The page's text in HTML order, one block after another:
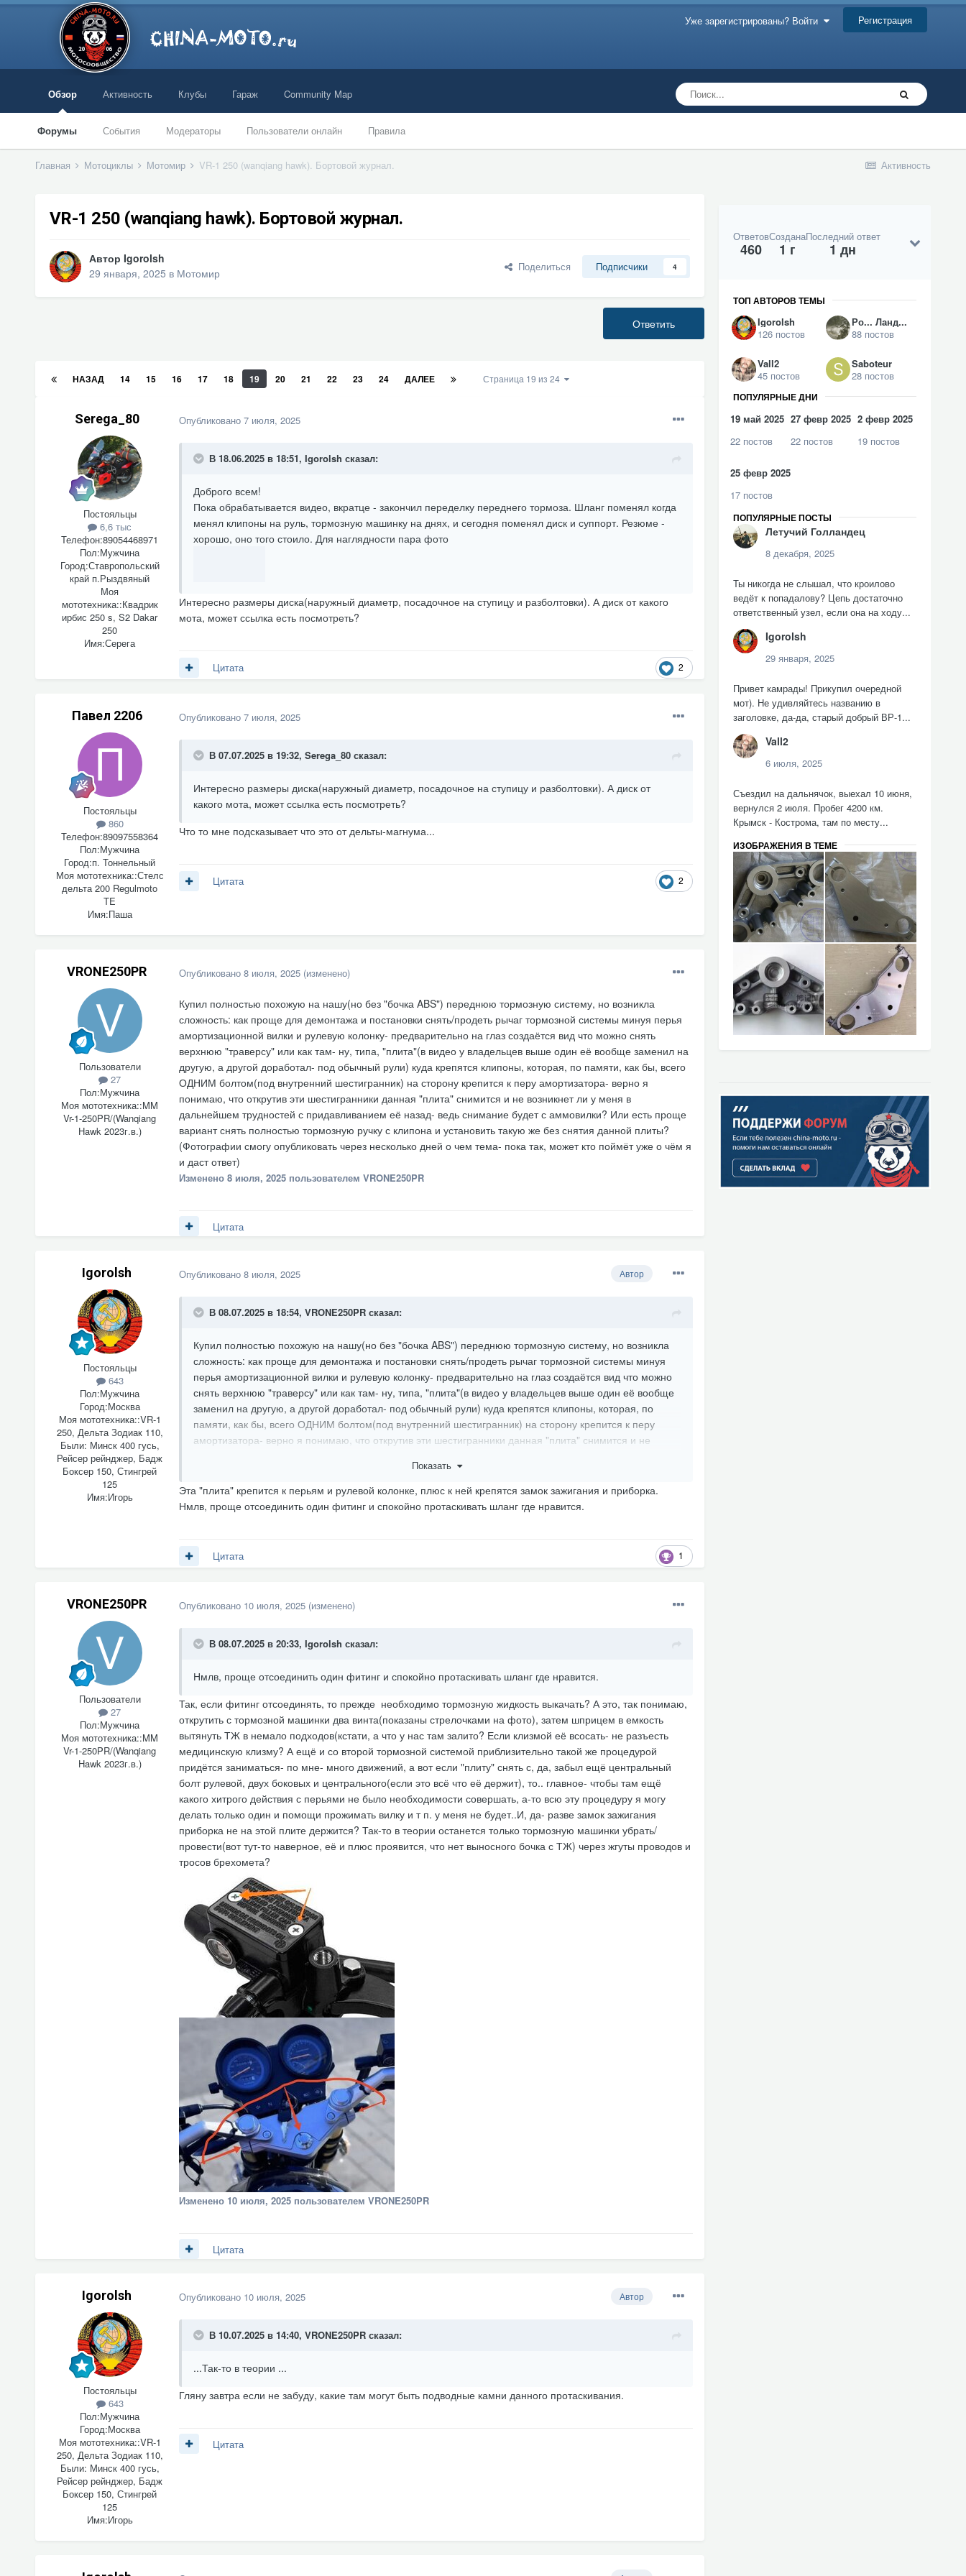
Уже зарегистрированы? Войти Регистрация
Обзор
Форумы События Модераторы Пользователи онлайн Правила
Активность Клубы Гараж Community Map
Активность
Главная Мотоциклы Мотомир VR-1 250 (wanqiang hawk). Бортовой журнал.
VR-1 250 (wanqiang hawk). Бортовой журнал.
Автор Igorolsh
29 января, 2025 в Мотомир Поделиться Подписчики 4
Ответить
НАЗАД 14 15 16 17 18 19 20 21 22 23 24 ДАЛЕЕ Страница 19 из 24
Serega_80
Постояльцы
6,6 тыс
Телефон:89054468971
Пол:Мужчина
Город:Ставропольский
край п.Рыздвяный
Моя
мототехника::Квадрик
ирбис 250 s, S2 Dakar
250
Имя:Серега
Опубликовано 7 июля, 2025
В 18.06.2025 в 18:51, Igorolsh сказал:
Доброго всем!
Пока обрабатывается видео, вкратце - закончил переделку переднего тормоза. Шланг поменял когда
менял клипоны на руль, тормозную машинку на днях, и сегодня поменял диск и суппорт. Резюме -
хорошо, оно того стоило. Для наглядности пара фото
Интересно размеры диска(наружный диаметр, посадочное на ступицу и разболтовки). А диск от какого
мота, может ссылка есть посмотреть?
2
Цитата
Павел 2206
Постояльцы
860
Телефон:89097558364
Пол:Мужчина
Город:п. Тоннельный
Моя мототехника::Стелс
дельта 200 Regulmoto
TE
Имя:Паша
Опубликовано 7 июля, 2025
В 07.07.2025 в 19:32, Serega_80сказал:
Интересно размеры диска(наружный диаметр, посадочное на ступицу и разболтовки). А диск от
какого мота, может ссылка есть посмотреть?
Что то мне подсказывает что это от дельты-магнума...
2
Цитата
VRONE250PR
Пользователи
27
Пол:Мужчина
Моя мототехника::MM
Vr-1-250PR/(Wanqiang
Hawk 2023г.в.)
Опубликовано 8 июля, 2025 (изменено)
Купил полностью похожую на нашу(но без "бочка ABS") переднюю тормозную систему, но возникла
сложность: как проще для демонтажа и постановки снять/продеть рычаг тормозной системы минуя перья
амортизационной вилки и рулевую колонку- предварительно на глаз создаётся вид что можно снять
верхнюю "траверсу" или как там- ну, типа, "плита"(в видео у владельцев выше один её вообще заменил на
другую, а другой доработал- под обычный рули) куда крепятся клипоны, которая, по памяти, как бы, всего
ОДНИМ болтом(под внутренний шестигранник) на сторону крепится к перу амортизатора- верно я
понимаю, что открутив эти шестигранники данная "плита" снимится и не возникнет ли у меня в
дальнейшем трудностей с придавливанием её назад- ведь снимание будет с аммовилки? Или есть проще
вариант снять полностью тормозную ручку с клипона и установить такую же без снятия данной плиты?
(Фотографии смогу опубликовать через несколько дней о чем тема- пока так, может кто поймёт уже о чём я
и даст ответ)
Изменено 8 июля, 2025пользователем VRONE250PR
Цитата
Igorolsh
Постояльцы
643
Пол:Мужчина
Город:Москва
Моя мототехника::VR-1
250, Дельта Зодиак 110,
Были: Минск 400 гусь,
Рейсер рейнджер, Бадж
Боксер 150, Стингрей
125
Имя:Игорь
Автор
Опубликовано 8 июля, 2025
В 08.07.2025 в 18:54, VRONE250PRсказал:
Купил полностью похожую на нашу(но без "бочка ABS") переднюю тормозную систему, но возникла
сложность: как проще для демонтажа и постановки снять/продеть рычаг тормозной системы минуя
перья амортизационной вилки и рулевую колонку- предварительно на глаз создаётся вид что можно
снять верхнюю "траверсу" или как там- ну, типа, "плита"(в видео у владельцев выше один её вообще
заменил на другую, а другой доработал- под обычный рули) куда крепятся клипоны, которая, по
памяти, как бы, всего ОДНИМ болтом(под внутренний шестигранник) на сторону крепится к перу
амортизатора- верно я понимаю, что открутив эти шестигранники данная "плита" снимится и не
аммовилки? Или есть проще вариант снять полностью тормозную ручку с клипона и установить такую
же без снятия данной плиты?(Фотографии смогу опубликовать через несколько дней о чем тема- пока
так, может кто поймёт уже о чём я и даст ответ)
Показать
Эта "плита" крепится к перьям и рулевой колонке, плюс к ней крепятся замок зажигания и приборка.
Нмлв, проще отсоединить один фитинг и спокойно протаскивать шланг где нравится.
1
Цитата
VRONE250PR
Пользователи
27
Пол:Мужчина
Моя мототехника::MM
Vr-1-250PR/(Wanqiang
Hawk 2023г.в.)
Опубликовано 10 июля, 2025 (изменено)
В 08.07.2025 в 20:33, Igorolsh сказал:
Нмлв, проще отсоединить один фитинг и спокойно протаскивать шланг где нравится.
Так, если фитинг отсоединять, то прежде необходимо тормозную жидкость выкачать? А это, так понимаю,
открутить с тормозной машинки два винта(показаны стрелочками на фото), затем шприцем в емкость
вытянуть ТЖ в немало подходов(кстати, а что у нас там залито? Если клизмой её всосать- не разъесть
медицинскую клизму? А ещё и со второй тормозной системой приблизительно такой же процедурой
придётся заниматься- по мне- много движений, а вот если "плиту" снять с, да, забыл ещё центральный
болт рулевой, двух боковых и центрального(если это всё что её держит), то.. главное- чтобы там ещё
какого хитрого действия с перьями не было необходимости совершать, а-то всю эту процедуру я могу
делать только один и помощи прожимать вилку и т п. у меня не будет..И, да- разве замок зажигания
приборка не на этой плите держится? Так-то в теории останется только тормозную машинки убрать/
провести(вот тут-то наверное, её и плюс проявится, что нет выносного бочка с ТЖ) через жгуты проводов и
тросов брехомета?
Изменено 10 июля, 2025пользователем VRONE250PR
Цитата
Igorolsh
Постояльцы
643
Пол:Мужчина
Город:Москва
Моя мототехника::VR-1
250, Дельта Зодиак 110,
Были: Минск 400 гусь,
Рейсер рейнджер, Бадж
Боксер 150, Стингрей
125
Имя:Игорь
Автор
Опубликовано 10 июля, 2025
В 10.07.2025 в 14:40, VRONE250PRсказал:
...Так-то в теории ...
Гляну завтра если не забуду, какие там могут быть подводные камни данного протаскивания.
Цитата
Ответов
460
Создана
1 г
Последний ответ
1 дн
ТОП АВТОРОВ ТЕМЫ
Igorolsh
126 постов
Ро... Ланд...
88 постов
Vall2
45 постов
Saboteur
28 постов
ПОПУЛЯРНЫЕ ДНИ
19 май 2025
22 постов
27 февр 2025
22 постов
2 февр 2025
19 постов
25 февр 2025
17 постов
ПОПУЛЯРНЫЕ ПОСТЫ
Летучий Голландец
8 декабря, 2025
Ты никогда не слышал, что кроилово
ведёт к попадалову? Цепь достаточно
ответственный узел, если она на ходу...
Igorolsh
29 января, 2025
Привет камрады! Прикупил очередной
мот). Не удивляйтесь названию в
заголовке, да-да, старый добрый ВР-1...
Vall2
6 июля, 2025
Съездил на дальнячок, выехал 10 июня,
вернулся 2 июля. Пробег 4200 км.
Крымск - Кострома, там по месту...
ИЗОБРАЖЕНИЯ В ТЕМЕ